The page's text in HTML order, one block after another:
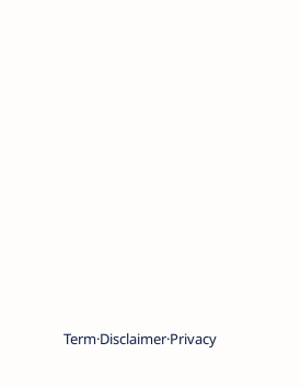
TermDisclaimerPrivacy